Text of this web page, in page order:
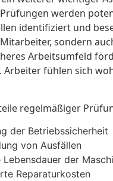
werden
identifiziert und
sondern
Arbeitsumfeld
Arbeiter fühlen sich
regelmäßiger
der Betriebssicherheit
von Ausfällen
Lebensdauer der
Reparaturkosten